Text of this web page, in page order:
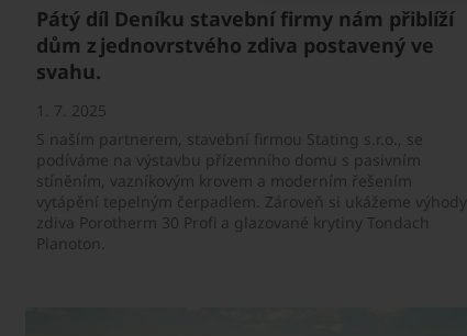
Pátý díl Deníku stavební firmy nám přiblíží
dům z jednovrstvého zdiva postavený ve
svahu.
1. 7. 2025
S naším partnerem, stavební firmou Stating s.r.o., se
podíváme na výstavbu přízemního domu s pasivním
stíněním, vazníkovým krovem a moderním řešením
vytápění tepelným čerpadlem. Zároveň si ukážeme výhody
zdiva Porotherm 30 Profi a glazované krytiny Tondach
Planoton.